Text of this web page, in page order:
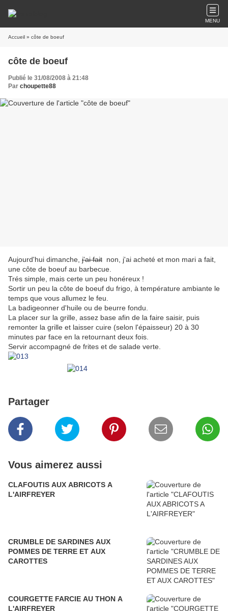
MENU
Accueil » côte de boeuf
côte de boeuf
Publié le 31/08/2008 à 21:48
Par choupette88
Aujourd'hui dimanche, j'ai fait non, j'ai acheté et mon mari a fait,
une côte de boeuf au barbecue.
Trés simple, mais certe un peu honéreux !
Sortir un peu la côte de boeuf du frigo, à température ambiante le
temps que vous allumez le feu.
La badigeonner d'huile ou de beurre fondu.
La placer sur la grille, assez base afin de la faire saisir, puis
remonter la grille et laisser cuire (selon l'épaisseur) 20 à 30
minutes par face en la retournant deux fois.
Servir accompagné de frites et de salade verte.
Partager
Vous aimerez aussi
CLAFOUTIS AUX ABRICOTS A
L'AIRFREYER
CRUMBLE DE SARDINES AUX
POMMES DE TERRE ET AUX
CAROTTES
COURGETTE FARCIE AU THON A
L'AIRFREYER